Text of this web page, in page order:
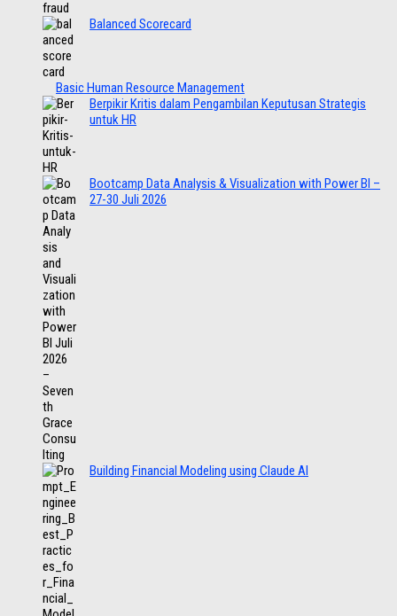
Balanced Scorecard
Basic Human Resource Management
Berpikir Kritis dalam Pengambilan Keputusan Strategis
untuk HR
Bootcamp Data Analysis & Visualization with Power BI –
27-30 Juli 2026
Building Financial Modeling using Claude AI